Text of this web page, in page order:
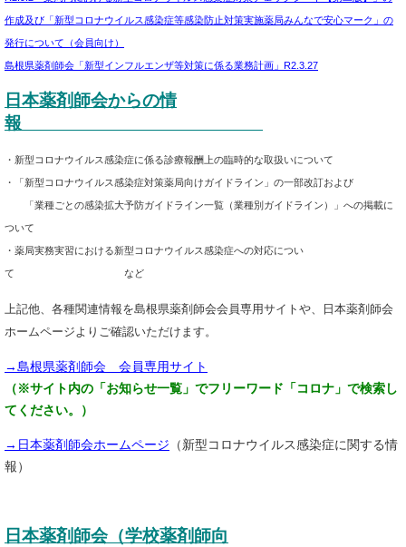
作成及び「新型コロナウイルス感染症等感染防止対策実施薬局みんなで安心マーク」の
発行について（会員向け）
島根県薬剤師会「新型インフルエンザ等対策に係る業務計画」R2.3.27
日本薬剤師会からの情
報
・新型コロナウイルス感染症に係る診療報酬上の臨時的な取扱いについて
・「新型コロナウイルス感染症対策薬局向けガイドライン」の一部改訂および
「業種ごとの感染拡大予防ガイドライン一覧（業種別ガイドライン）」への掲載に
ついて
・薬局実務実習における新型コロナウイルス感染症への対応につい
て など
上記他、各種関連情報を島根県薬剤師会会員専用サイトや、日本薬剤師会
ホームページよりご確認いただけます。
→島根県薬剤師会 会員専用サイト
（※サイト内の「お知らせ一覧」でフリーワード「コロナ」で検索し
てください。）
→日本薬剤師会ホームページ （新型コロナウイルス感染症に関する情
報）
日本薬剤師会（学校薬剤師向